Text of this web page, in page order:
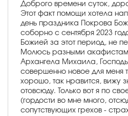
Доброго времени суток,
Этот факт помощи хотела
день праздника Покрова
соборно с сентября 2023
Божией за этот период, не
Молюсь разными
Архангела Михаила,
совершенно новое для меня
хорошо, так нравится, вижу
отовсюду. Только вот я по
(гордости во мне много,
сопутствующих грехов -